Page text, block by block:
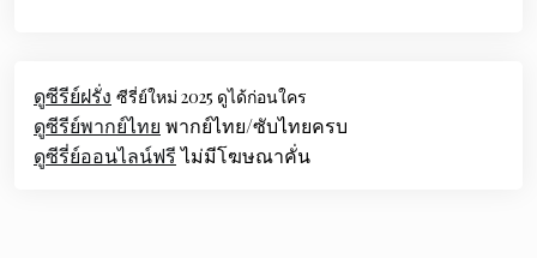
ดูซีรีย์ฝรั่ง ซีรี่ย์ใหม่ 2025 ดูได้ก่อนใคร
ดูซีรีย์พากย์ไทย พากย์ไทย/ซับไทยครบ
ดูซีรี่ย์ออนไลน์ฟรีไม่มีโฆษณาคั่น